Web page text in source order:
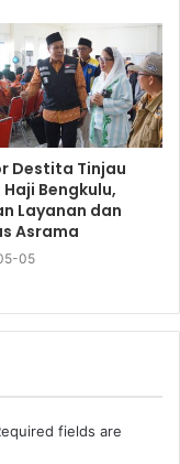
Destita Tinjau
Bengkulu,
Layanan dan
Asrama
05
fields are